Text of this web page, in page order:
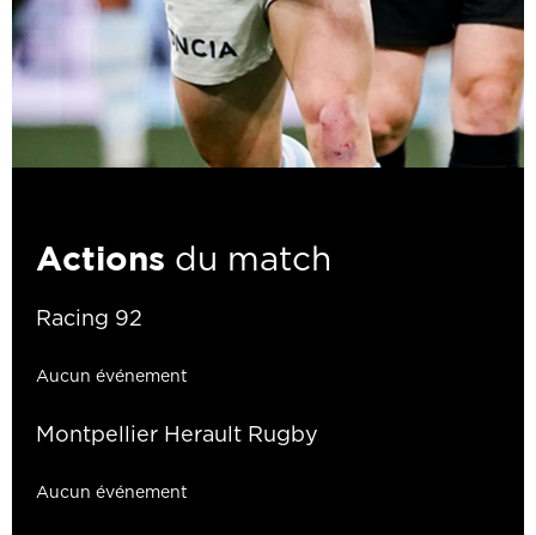
Actions du match
Racing 92
Aucun événement
Montpellier Herault Rugby
Aucun événement